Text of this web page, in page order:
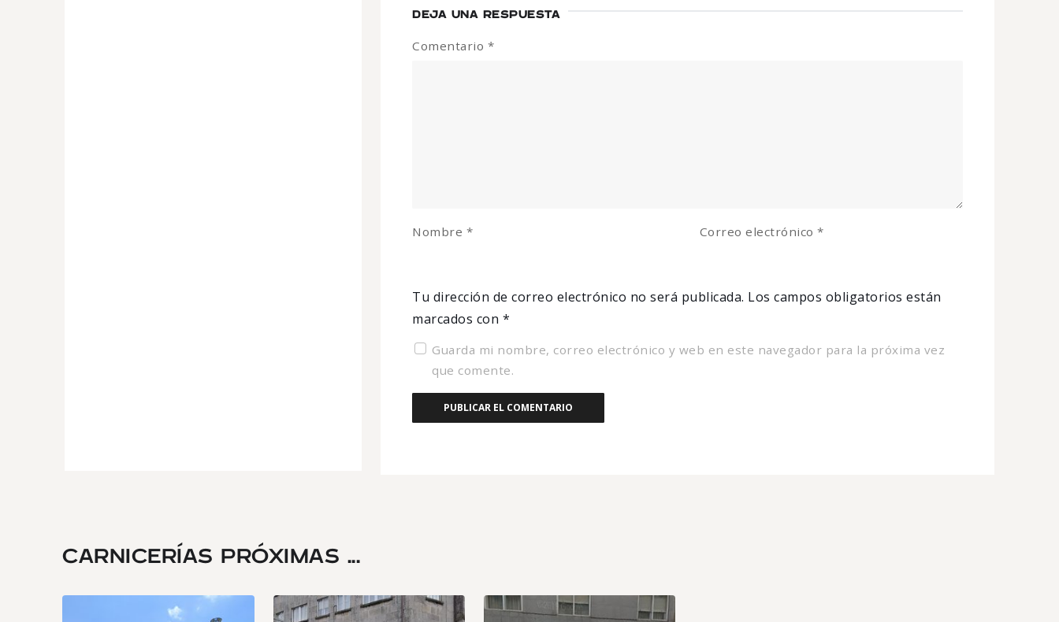
DEJA UNA RESPUESTA
Tu dirección de correo electrónico no será publicada. Los campos obligatorios están
marcados con *
Comentario *
Nombre * Correo electrónico*
Guarda mi nombre, correo electrónico y web en este navegador para la próxima vez
que comente.
CARNICERÍAS PRÓXIMAS ...